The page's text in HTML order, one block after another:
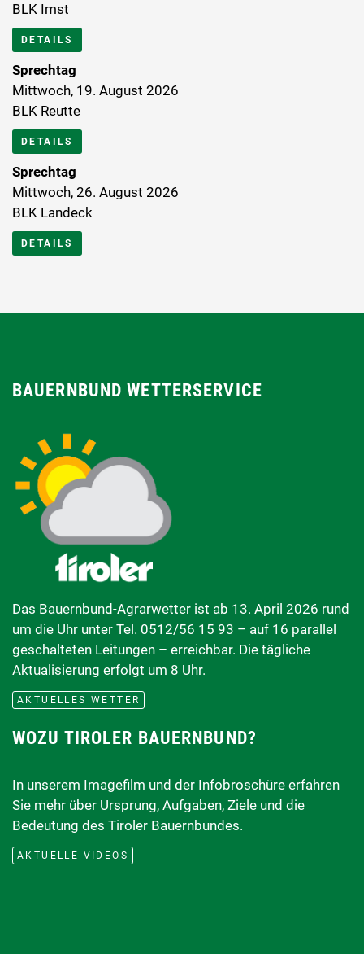
BLK Imst
DETAILS
Sprechtag
Mittwoch, 19. August 2026
BLK Reutte
DETAILS
Sprechtag
Mittwoch, 26. August 2026
BLK Landeck
DETAILS
BAUERNBUND WETTERSERVICE
Das Bauernbund-Agrarwetter ist ab 13. April 2026 rund
um die Uhr unter Tel. 0512/56 15 93 – auf 16 parallel
geschalteten Leitungen – erreichbar. Die tägliche
Aktualisierung erfolgt um 8 Uhr.
AKTUELLES WETTER
WOZU TIROLER BAUERNBUND?
In unserem Imagefilm und der Infobroschüre erfahren
Sie mehr über Ursprung, Aufgaben, Ziele und die
Bedeutung des Tiroler Bauernbundes.
AKTUELLE VIDEOS